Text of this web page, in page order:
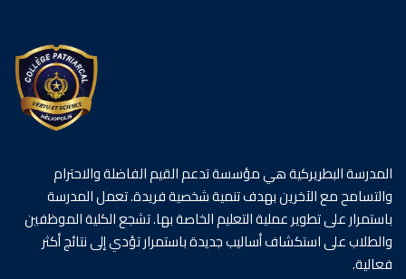
المدرسة البطريركية هي مؤسسة تدعم القيم الفاضلة والاحترام
والتسامح مع الآخرين بهدف تنمية شخصية فريدة. تعمل المدرسة
باستمرار على تطوير عملية التعليم الخاصة بها. تشجع الكلية الموظفين
والطلاب على استكشاف أساليب جديدة باستمرار تؤدي إلى نتائج أكثر
فعالية.